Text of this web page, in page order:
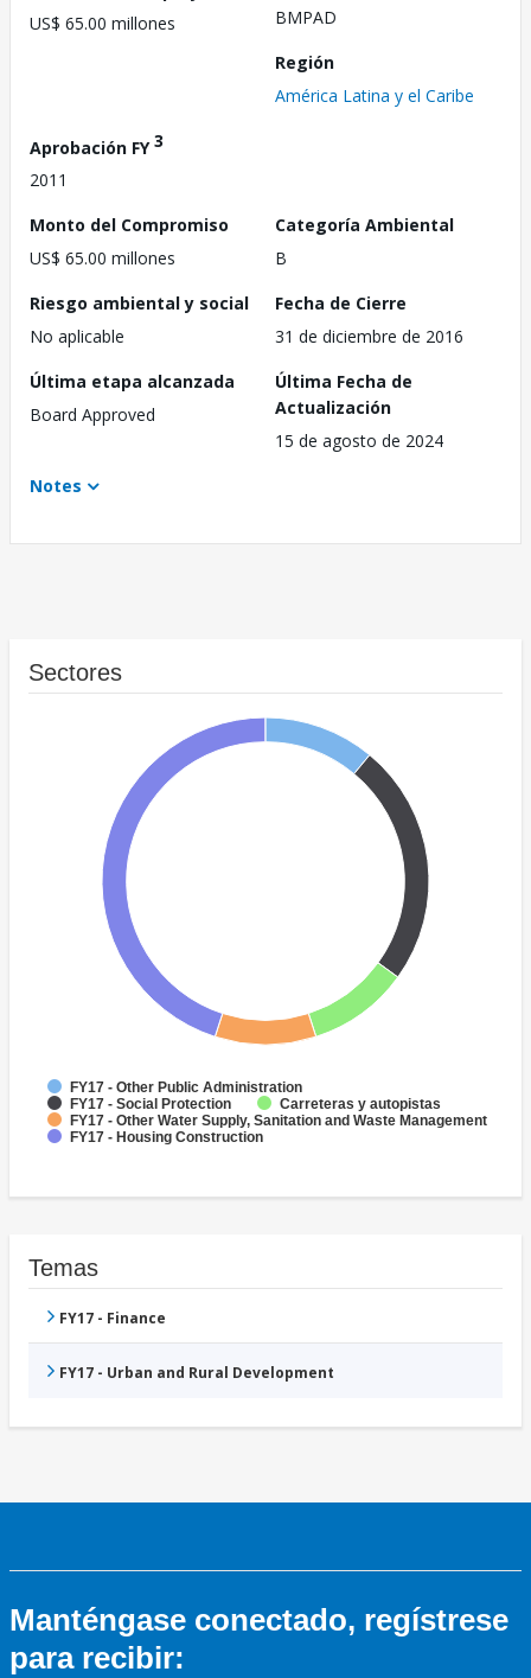
US$ 65.00 millones
BMPAD
Región
América Latina y el Caribe
Aprobación FY3
2011
Monto del Compromiso
US$ 65.00 millones
Categoría Ambiental
B
Riesgo ambiental y social
No aplicable
Fecha de Cierre
31 de diciembre de 2016
Última etapa alcanzada
Board Approved
Última Fecha de
Actualización
15 de agosto de 2024
Notes
Sectores
FY17 - Other Public Administration
FY17 - Social Protection
Carreteras y autopistas
FY17 - Other Water Supply, Sanitation and Waste Management
FY17 - Housing Construction
Temas
FY17 - Finance
FY17 - Urban and Rural Development
Manténgase conectado, regístrese
para recibir: